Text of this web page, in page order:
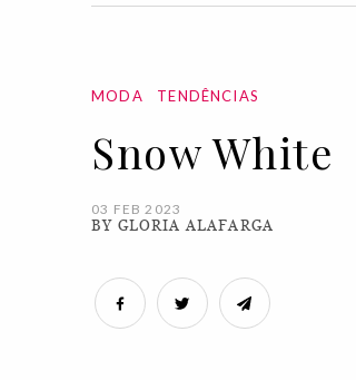
MODA TENDÊNCIAS
Snow White
03 FEB 2023
BY GLORIA ALAFARGA